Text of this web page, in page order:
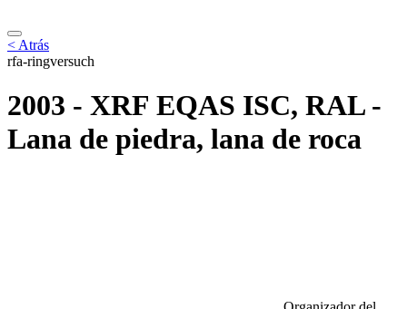
< Atrás
rfa-ringversuch
2003 - XRF EQAS ISC, RAL -
Lana de piedra, lana de roca